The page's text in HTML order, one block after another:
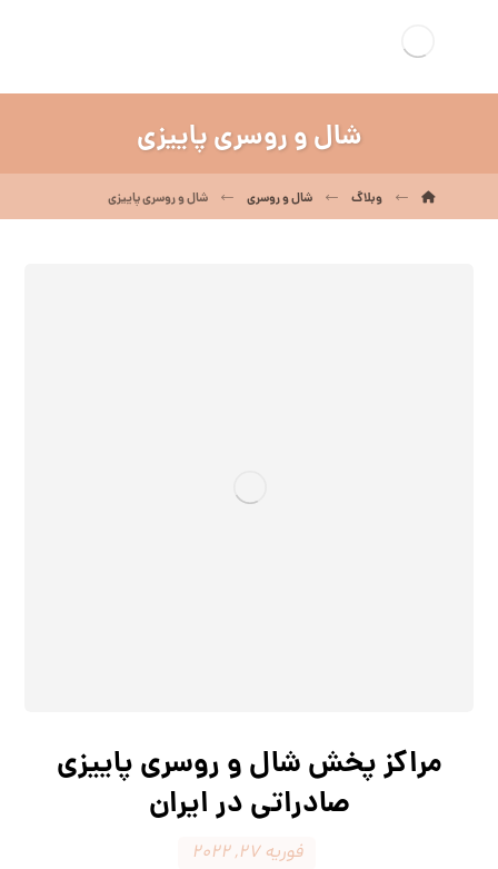
شال و روسری پاییزی
وبلاگ شال و روسری شال و روسری پاییزی
مراکز پخش شال و روسری پاییزی
صادراتی در ایران
فوریه 27, 2022